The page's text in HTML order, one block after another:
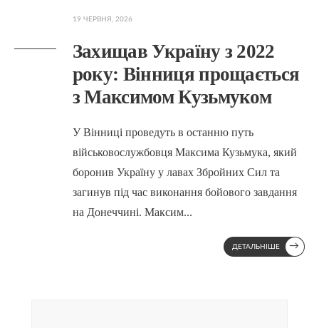
19 ЧЕРВНЯ, 2026
Захищав Україну з 2022
року: Вінниця прощається
з Максимом Кузьмуком
У Вінниці проведуть в останню путь
військовослужбовця Максима Кузьмука, який
боронив Україну у лавах Збройних Сил та
загинув під час виконання бойового завдання
на Донеччині. Максим...
ДЕТАЛЬНІШЕ →